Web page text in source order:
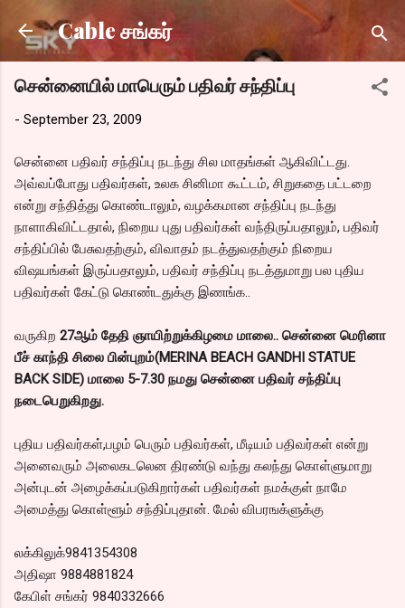
Skip to main content
Cable சங்கர்
சென்னையில் மாபெரும் பதிவர் சந்திப்பு
- September 23, 2009
சென்னை பதிவர் சந்திப்பு நடந்து சில மாதங்கள் ஆகிவிட்டது.
அவ்வப்போது பதிவர்கள், உலக சினிமா கூட்டம், சிறுகதை பட்டறை
என்று சந்தித்து கொண்டாலும், வழக்கமான சந்திப்பு நடந்து
நாளாகிவிட்டதால், நிறைய புது பதிவர்கள் வந்திருப்பதாலும், பதிவர்
சந்திப்பில் பேசுவதற்கும், விவாதம் நடத்துவதற்கும் நிறைய
விஷயங்கள் இருப்பதாலும், பதிவர் சந்திப்பு நடத்துமாறு பல புதிய
பதிவர்கள் கேட்டு கொண்டதுக்கு இணங்க..
வருகிற 27ஆம் தேதி ஞாயிற்றுக்கிழமை மாலை.. சென்னை மெரினா
பீச் காந்தி சிலை பின்புறம்(MERINA BEACH GANDHI STATUE
BACK SIDE) மாலை 5-7.30 நமது சென்னை பதிவர் சந்திப்பு
நடைபெறுகிறது.
புதிய பதிவர்கள்,பழம் பெரும் பதிவர்கள், மீடியம் பதிவர்கள் என்று
அனைவரும் அலைகடலென திரண்டு வந்து கலந்து கொள்ளுமாறு
அன்புடன் அழைக்கப்படுகிறார்கள் பதிவர்கள் நமக்குள் நாமே
அமைத்து கொள்ளூம் சந்திப்புதான். மேல் விபரஙக்ளுக்கு
லக்கிலுக்9841354308
அதிஷா 9884881824
கேபிள் சங்கர் 9840332666